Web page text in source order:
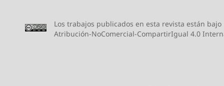
Los trabajos publicados en esta revista están
Atribución-NoComercial-CompartirIgual 4.0